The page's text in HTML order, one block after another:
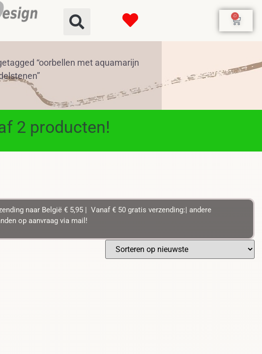
0
“oorbellen met aquamarijn
2 producten!
naar België € 5,95 | Vanaf € 50 gratis verzending:| andere
op aanvraag via mail!